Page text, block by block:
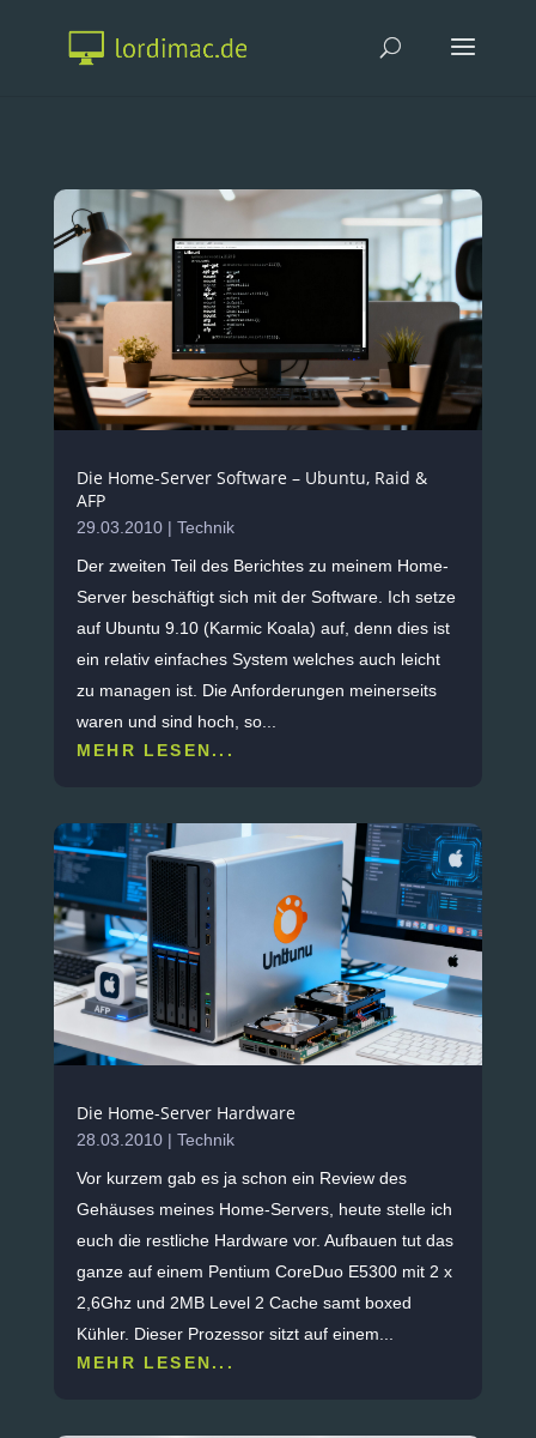
Die Home-Server Software – Ubuntu, Raid &
AFP
29.03.2010| Technik
Der zweiten Teil des Berichtes zu meinem Home-
Server beschäftigt sich mit der Software. Ich setze
auf Ubuntu 9.10 (Karmic Koala) auf, denn dies ist
ein relativ einfaches System welches auch leicht
zu managen ist. Die Anforderungen meinerseits
waren und sind hoch, so...
MEHR LESEN...
Die Home-Server Hardware
28.03.2010| Technik
Vor kurzem gab es ja schon ein Review des
Gehäuses meines Home-Servers, heute stelle ich
euch die restliche Hardware vor. Aufbauen tut das
ganze auf einem Pentium CoreDuo E5300 mit 2 x
2,6Ghz und 2MB Level 2 Cache samt boxed
Kühler. Dieser Prozessor sitzt auf einem...
MEHR LESEN...